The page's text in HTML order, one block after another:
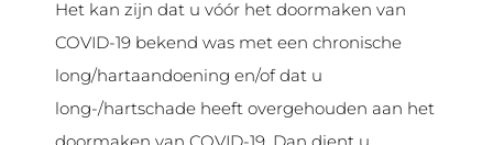
Het kan zijn dat u vóór het doormaken van
COVID-19 bekend was met een chronische
long/hartaandoening en/of dat u
long-/hartschade heeft overgehouden aan het